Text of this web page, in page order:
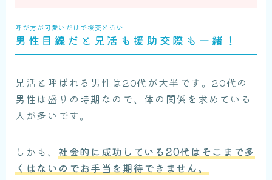
呼び方が可愛いだけで援交と近い
男性目線だと兄活も援助交際も一緒！
兄活と呼ばれる男性は20代が大半です。20代の
男性は盛りの時期なので、体の関係を求めている
人が多いです。
しかも、 社会的に成功している20代はそこまで多
くはないのでお手当を期待できません。